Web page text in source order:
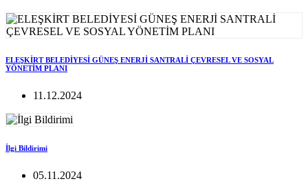
ELEŞKİRT BELEDİYESİ GÜNEŞ ENERJİ SANTRALİ ÇEVRESEL VE SOSYAL
YÖNETİM PLANI
11.12.2024
İlgi Bildirimi
05.11.2024